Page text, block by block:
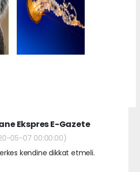
Ekspres E-Gazete
05-07 00:00:00)
kendine dikkat etmeli.